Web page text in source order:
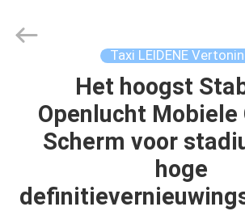
PRODUCTEN
VR-
Limited.
Taxi LEIDENE
Het hoogst
Openlucht Mobiele
Scherm voor
hoge